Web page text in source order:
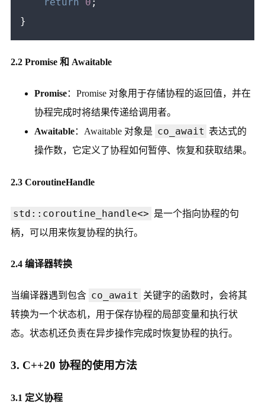
2.2 Promise 和 Awaitable
Promise：Promise 对象用于存储协程的返回值，并在
协程完成时将结果传递给调用者。
Awaitable：Awaitable 对象是 co_await 表达式的
操作数，它定义了协程如何暂停、恢复和获取结果。
2.3 CoroutineHandle
std::coroutine_handle<> 是一个指向协程的句
柄，可以用来恢复协程的执行。
2.4 编译器转换
当编译器遇到包含 co_await
关键字的函数时，会将其
转换为一个状态机，用于保存协程的局部变量和执行状
态。状态机还负责在异步操作完成时恢复协程的执行。
3. C++20 协程的使用方法
3.1 定义协程